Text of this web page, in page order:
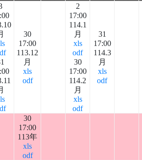
30
17:00
113.12
月
xls
odf
2
17:00
114.1
月
xls
odf
30
17:00
114.2
月
xls
odf
31
17:00
114.3
月
xls
odf
30
17:00
113年
xls
odf